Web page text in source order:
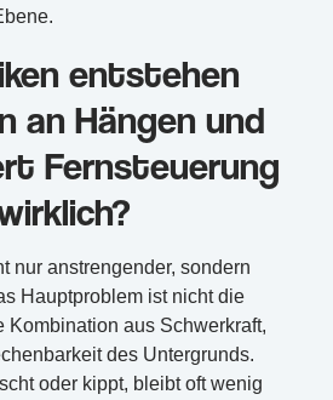
entstehen
an Hängen und
Fernsteuerung
nur anstrengender, sondern
Hauptproblem ist nicht die
Kombination aus Schwerkraft,
des Untergrunds.
oder kippt, bleibt oft wenig